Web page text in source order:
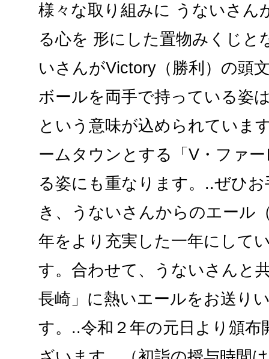
様々な取り組みに うないさん
る心を 形にした置物みくじと
いさんがVictory（勝利）の頭
ボールを両手で持っている姿
という意味が込められていま
ームタウンとする「V・ファ
る姿にも重なります。..ぜひ
き、うないさんからのエール
年をより充実した一年にして
す。合わせて、うないさんと
長崎」に熱いエールをお送り
す。..令和２年の元日より頒布